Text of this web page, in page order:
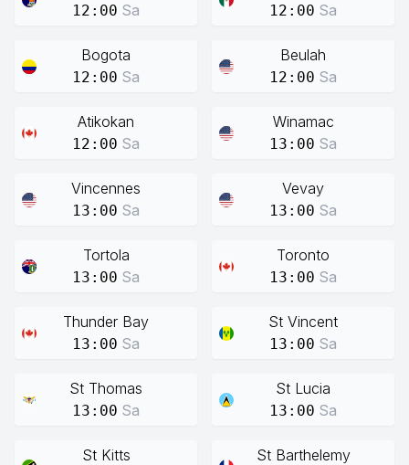
12:00 Sa 12:00 Sa
Bogota
12:00 Sa
Beulah
12:00 Sa
Atikokan
12:00 Sa
Winamac
13:00 Sa
Vincennes
13:00 Sa
Vevay
13:00 Sa
Tortola
13:00 Sa
Toronto
13:00 Sa
Thunder Bay
13:00 Sa
St Vincent
13:00 Sa
St Thomas
13:00 Sa
St Lucia
13:00 Sa
St Kitts St Barthelemy